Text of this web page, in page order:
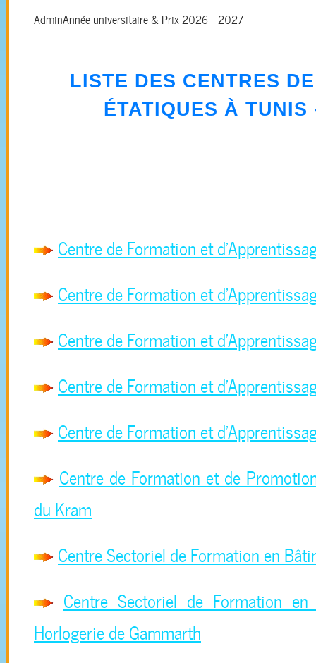
AdminAnnée universitaire & Prix 2026 - 2027
LISTE DES CENTRES
ÉTATIQUES À TUNIS
Centre de Formation et
Centre de Formation et
Centre de Formation et
Centre de Formation et
Centre de Formation et
Centre de Formation et de
du Kram
Centre Sectoriel de Formation en
Centre Sectoriel de Formation
Horlogerie de Gammarth